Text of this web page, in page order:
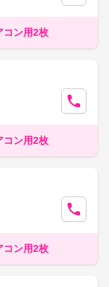
コン用2枚
コン用2枚
コン用2枚